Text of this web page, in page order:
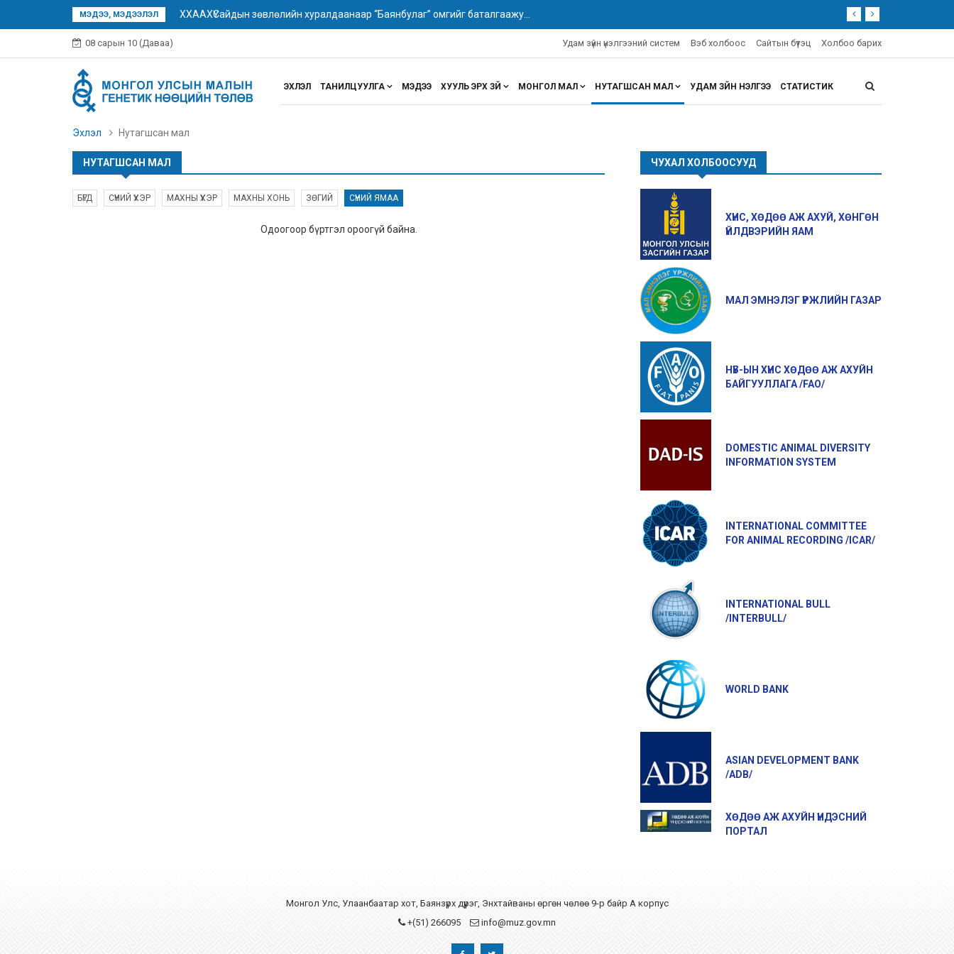
МЭДЭЭ, МЭДЭЭЛЭЛ ХХААХҮСайдын зөвлөлийн хуралдаанаар “Баянбулаг” омгийг баталгаажу...
08 сарын 10 (Даваа) Удам зүйн үнэлгээний систем Вэб холбоос Сайтын бүтэц Холбоо барих
ЭХЛЭЛ ТАНИЛЦУУЛГА МЭДЭЭ ХУУЛЬ ЭРХ ЗҮЙ МОНГОЛ МАЛ НУТАГШСАН МАЛ УДАМ ЗҮЙН ҮНЭЛГЭЭ СТАТИСТИК
Эхлэл Нутагшсан мал
НУТАГШСАН МАЛ
БҮГД СҮҮНИЙ ҮХЭР МАХНЫ ҮХЭР МАХНЫ ХОНЬ ЗӨГИЙ СҮҮНИЙ ЯМАА
Одоогоор бүртгэл ороогүй байна.
ЧУХАЛ ХОЛБООСУУД
ХҮНС, ХӨДӨӨ АЖ АХУЙ, ХӨНГӨН
ҮЙЛДВЭРИЙН ЯАМ
МАЛ ЭМНЭЛЭГ ҮРЖЛИЙН ГАЗАР
НҮБ-ЫН ХҮНС ХӨДӨӨ АЖ АХУЙН
БАЙГУУЛЛАГА /FAO/
DOMESTIC ANIMAL DIVERSITY
INFORMATION SYSTEM
INTERNATIONAL COMMITTEE
FOR ANIMAL RECORDING /ICAR/
INTERNATIONAL BULL
/INTERBULL/
WORLD BANK
ASIAN DEVELOPMENT BANK
/ADB/
ХӨДӨӨ АЖ АХУЙН ҮНДЭСНИЙ
ПОРТАЛ
Монгол Улс, Улаанбаатар хот, Баянзүрх дүүрэг, Энхтайваны өргөн чөлөө 9-р байр А корпус
+(51) 266095
info@muz.gov.mn